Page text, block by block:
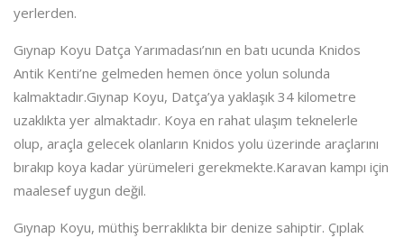
yerlerden.
Gıynap Koyu Datça Yarımadası’nın en batı ucunda Knidos
Antik Kenti’ne gelmeden hemen önce yolun solunda
kalmaktadır.Gıynap Koyu, Datça’ya yaklaşık 34 kilometre
uzaklıkta yer almaktadır. Koya en rahat ulaşım teknelerle
olup, araçla gelecek olanların Knidos yolu üzerinde araçlarını
bırakıp koya kadar yürümeleri gerekmekte.Karavan kampı için
maalesef uygun değil.
Gıynap Koyu, müthiş berraklıkta bir denize sahiptir. Çıplak